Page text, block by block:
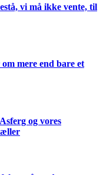
vi må ikke vente, til
mere end bare et
og vores